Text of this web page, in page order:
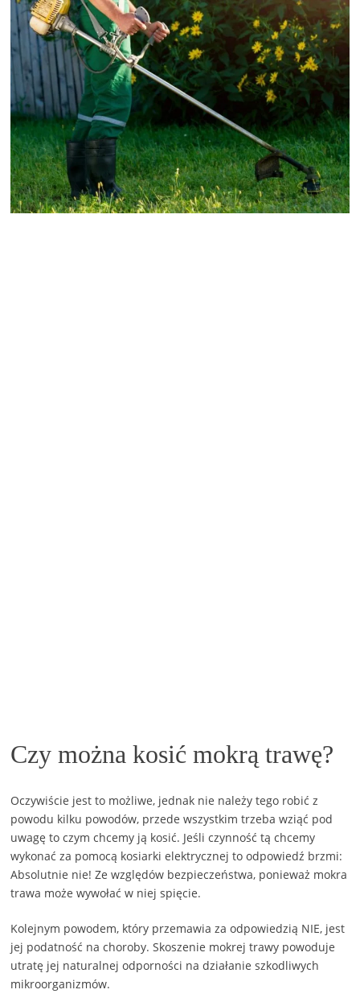
Czy można kosić mokrą trawę?
Oczywiście jest to możliwe, jednak nie należy tego robić z
powodu kilku powodów, przede wszystkim trzeba wziąć pod
uwagę to czym chcemy ją kosić. Jeśli czynność tą chcemy
wykonać za pomocą kosiarki elektrycznej to odpowiedź brzmi:
Absolutnie nie! Ze względów bezpieczeństwa, ponieważ mokra
trawa może wywołać w niej spięcie.
Kolejnym powodem, który przemawia za odpowiedzią NIE, jest
jej podatność na choroby. Skoszenie mokrej trawy powoduje
utratę jej naturalnej odporności na działanie szkodliwych
mikroorganizmów.